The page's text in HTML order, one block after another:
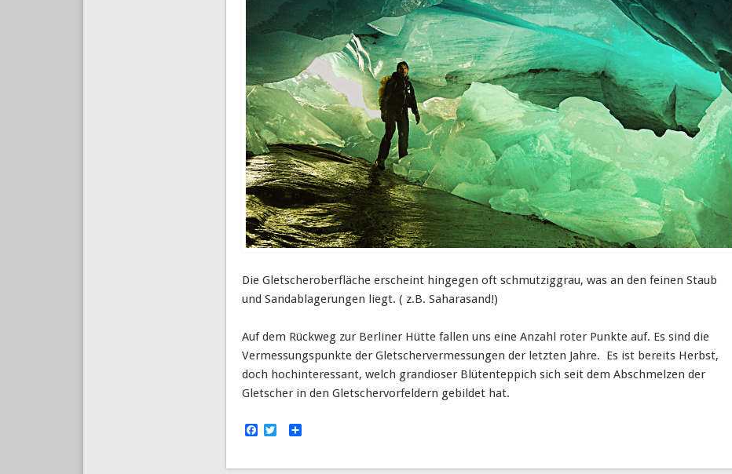
Die Gletscheroberfläche erscheint hingegen oft schmutziggrau, was an den feinen Staub
und Sandablagerungen liegt. ( z.B. Saharasand!)
Auf dem Rückweg zur Berliner Hütte fallen uns eine Anzahl roter Punkte auf. Es sind die
Vermessungspunkte der Gletschervermessungen der letzten Jahre. Es ist bereits Herbst,
doch hochinteressant, welch grandioser Blütenteppich sich seit dem Abschmelzen der
Gletscher in den Gletschervorfeldern gebildet hat.
Facebook
Twitter